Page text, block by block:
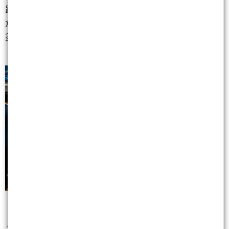
跌時，被動型 ETF 缺乏防禦機制，經理人無法自行砍
倉避險，必須等到下一次指數調整，這種僵化性在震
盪市中顯得力不從心。
📌